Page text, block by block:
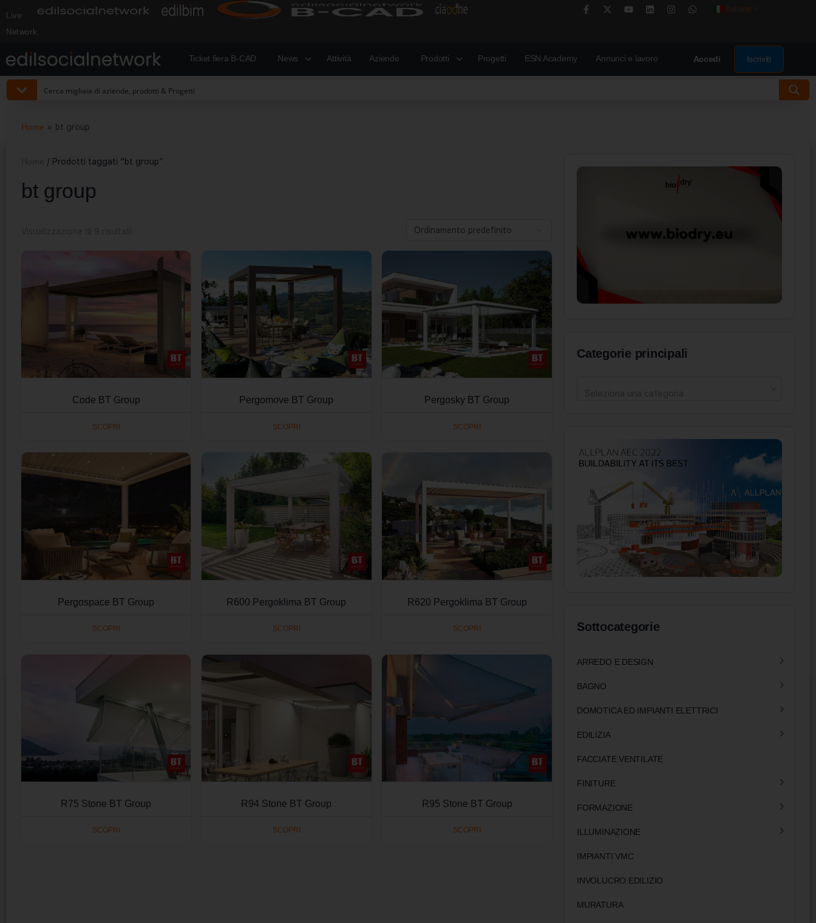
Live
Network
Italiano
Ticket fiera B-CAD News Attività Aziende Prodotti Progetti ESN Academy Annunci e lavoro Accedi Iscriviti
Home » bt group
/ Prodotti taggati “bt group”
bt group
Code BT Group
SCOPRI
Pergomove BT Group
SCOPRI
Pergosky BT Group
SCOPRI
Pergospace BT Group
SCOPRI
R600 Pergoklima BT Group
SCOPRI
R620 Pergoklima BT Group
SCOPRI
R75 Stone BT Group
SCOPRI
R94 Stone BT Group
SCOPRI
R95 Stone BT Group
SCOPRI
Categorie principali
Sottocategorie
ARREDO E DESIGN
BAGNO
DOMOTICA ED IMPIANTI ELETTRICI
EDILIZIA
FACCIATE VENTILATE
FINITURE
FORMAZIONE
ILLUMINAZIONE
IMPIANTI VMC
INVOLUCRO EDILIZIO
MURATURA